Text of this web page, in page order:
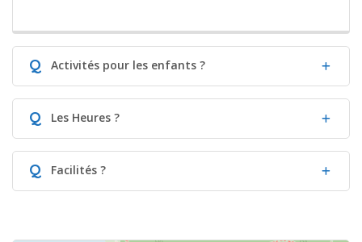
Q Activités pour les enfants ?
Q Les Heures ?
Q Facilités ?